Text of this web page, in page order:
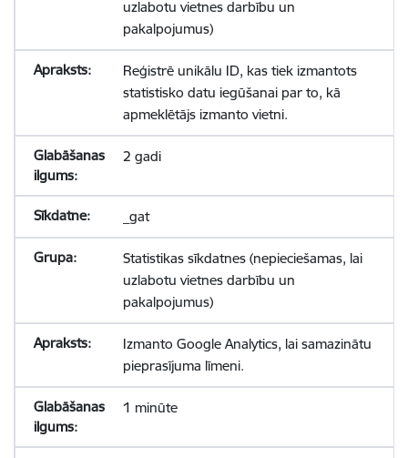
uzlabotu vietnes darbību un
pakalpojumus)
Reģistrē unikālu ID, kas tiek izmantots
statistisko datu iegūšanai par to, kā
apmeklētājs izmanto vietni.
2 gadi
_gat
Statistikas sīkdatnes (nepieciešamas, lai
uzlabotu vietnes darbību un
pakalpojumus)
Izmanto Google Analytics, lai samazinātu
pieprasījuma līmeni.
1 minūte